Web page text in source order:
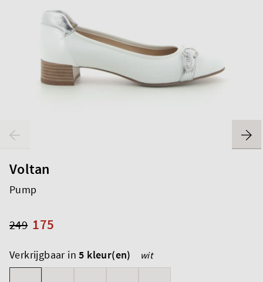
Voltan
Pump
175
249
Verkrijgbaar in5 kleur(en) wit